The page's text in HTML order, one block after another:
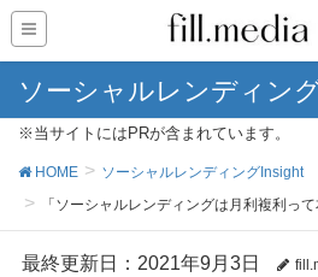
ソーシャルレンディン
※当サイトにはPRが含まれています。
HOME
ソーシャルレンディングInsight
「ソーシャルレンディングは月利複利って
最終更新日：2021年9月3日